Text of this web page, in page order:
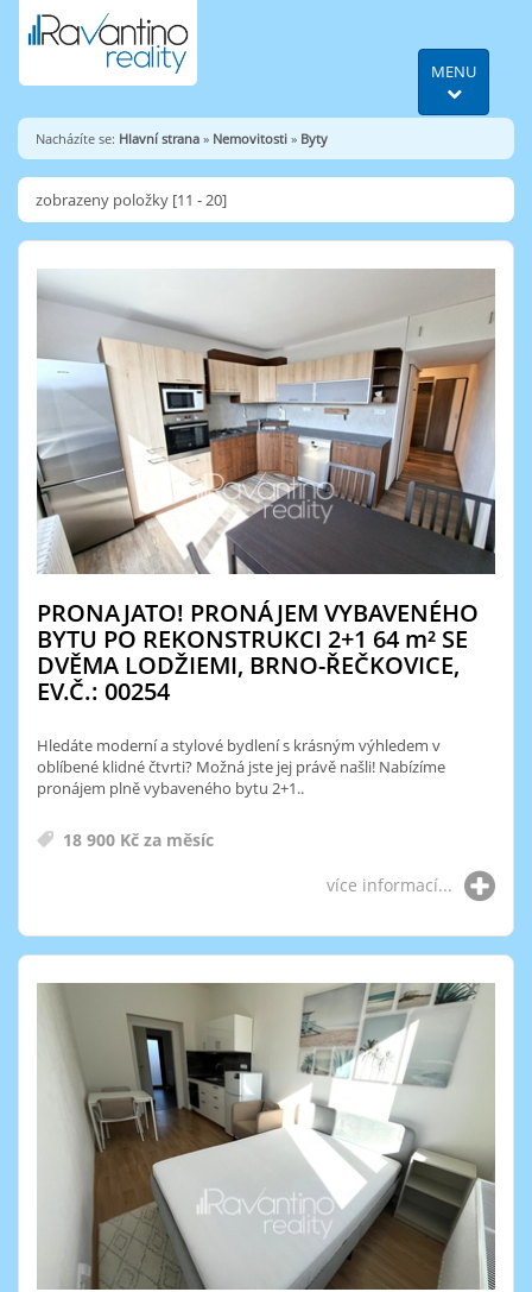
MENU
Nacházíte se: Hlavní strana » Nemovitosti » Byty
zobrazeny položky [11 - 20]
PRONAJATO! PRONÁJEM VYBAVENÉHO
BYTU PO REKONSTRUKCI 2+1 64 m² SE
DVĚMA LODŽIEMI, BRNO-ŘEČKOVICE,
EV.Č.: 00254
Hledáte moderní a stylové bydlení s krásným výhledem v
oblíbené klidné čtvrti? Možná jste jej právě našli! Nabízíme
pronájem plně vybaveného bytu 2+1..
18 900 Kč za měsíc
více informací...